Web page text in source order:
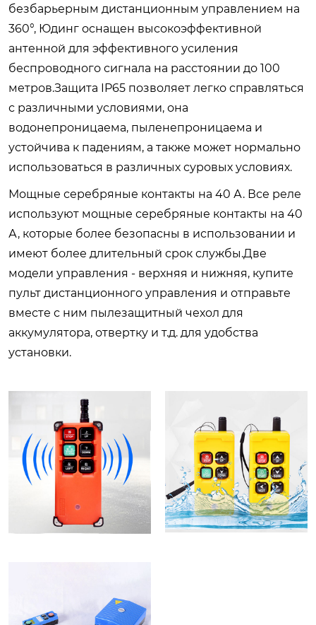
безбарьерным дистанционным управлением на
360°, Юдинг оснащен высокоэффективной
антенной для эффективного усиления
беспроводного сигнала на расстоянии до 100
метров.Защита IP65 позволяет легко справляться
с различными условиями, она
водонепроницаема, пыленепроницаема и
устойчива к падениям, а также может нормально
использоваться в различных суровых условиях.
Мощные серебряные контакты на 40 А. Все реле
используют мощные серебряные контакты на 40
А, которые более безопасны в использовании и
имеют более длительный срок службы.Две
модели управления - верхняя и нижняя, купите
пульт дистанционного управления и отправьте
вместе с ним пылезащитный чехол для
аккумулятора, отвертку и т.д. для удобства
установки.